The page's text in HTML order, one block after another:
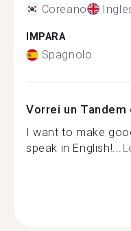
Coreano
IMPARA
Spagnolo
Vorrei un Tandem
I want to make
speak in English!...